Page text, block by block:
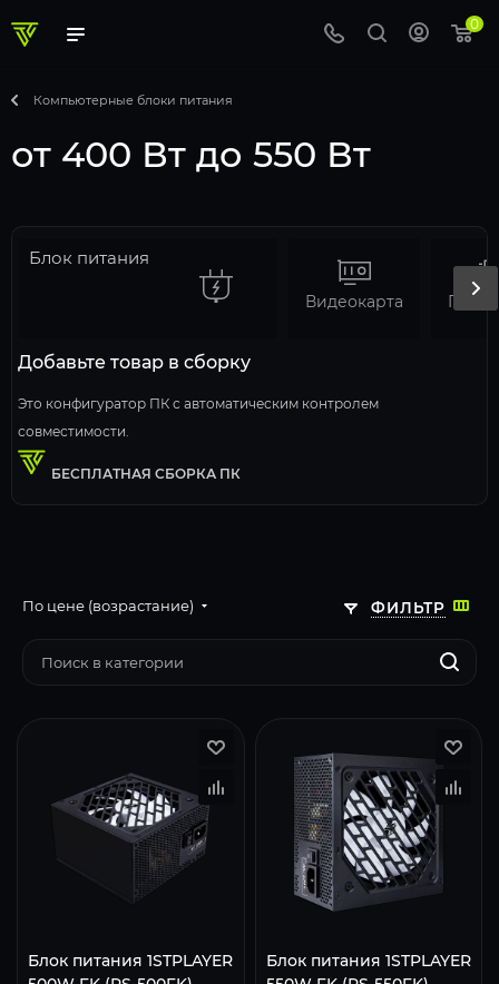
0
Компьютерные блоки питания
от 400 Вт до 550 Вт
Добавьте товар в сборку
Это конфигуратор ПК с автоматическим контролем
совместимости.
БЕСПЛАТНАЯ СБОРКА ПК
Блок питания
Видеокарта
ФИЛЬТР
По цене (возрастание)
Блок питания 1STPLAYER
Блок питания 1STPLAYER